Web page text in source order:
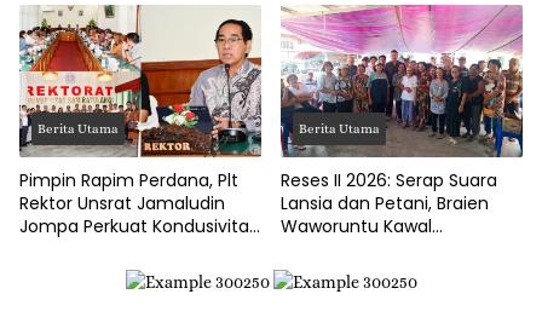
Hingga Jalan Tani Rp214
Juta
Berita Utama
Pimpin Rapim Perdana, Plt
Rektor Unsrat Jamaludin
Jompa Perkuat Kondusivitas
Berita Utama
Reses II 2026: Serap Suara
Lansia dan Petani, Braien
Waworuntu Kawal